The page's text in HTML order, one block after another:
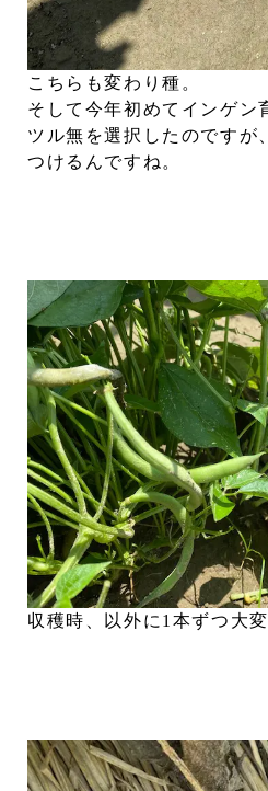
こちらも変わり種。
そして今年初めてインゲン
ツル無を選択したのですが
つけるんですね。
収穫時、以外に1本ずつ大変